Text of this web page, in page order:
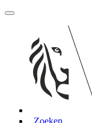
Zoeken